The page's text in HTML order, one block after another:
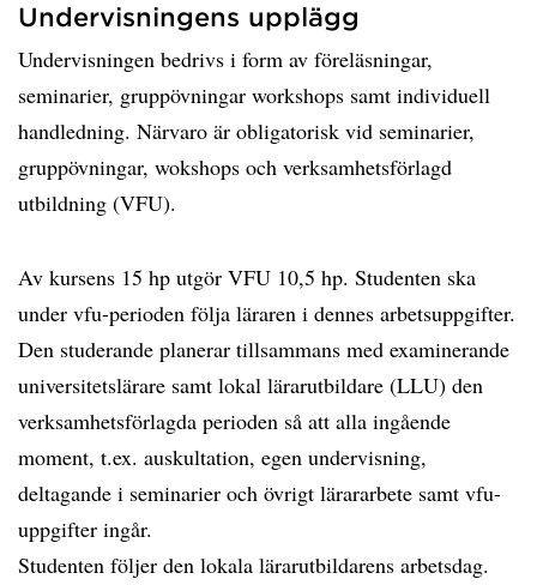
Undervisningens upplägg
Undervisningen bedrivs i form av föreläsningar,
seminarier, gruppövningar workshops samt individuell
handledning. Närvaro är obligatorisk vid seminarier,
gruppövningar, wokshops och verksamhetsförlagd
utbildning (VFU).
Av kursens 15 hp utgör VFU 10,5 hp. Studenten ska
under vfu-perioden följa läraren i dennes arbetsuppgifter.
Den studerande planerar tillsammans med examinerande
universitetslärare samt lokal lärarutbildare (LLU) den
verksamhetsförlagda perioden så att alla ingående
moment, t.ex. auskultation, egen undervisning,
deltagande i seminarier och övrigt lärararbete samt vfu-
uppgifter ingår.
Studenten följer den lokala lärarutbildarens arbetsdag.